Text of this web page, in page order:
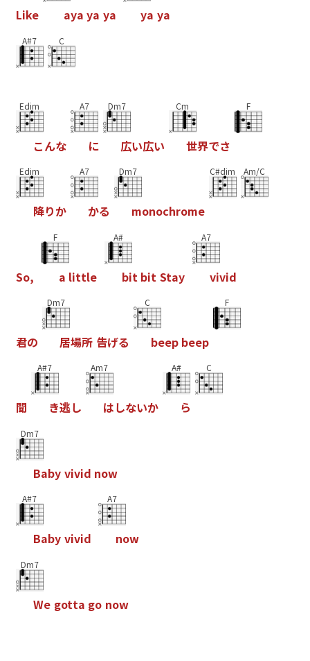
Like aya ya ya ya ya
A#7 C
Edim
こんな
A7
に
Dm7
広い広い
Cm
世界でさ
F
Edim
降りか
A7
かる
Dm7
monochrome
C#dim Am/C
So,
F
a little
A#
bit bit Stay
A7
vivid
君の
Dm7
居場所 告げる
C
beep beep
F
聞
A#7
き逃し
Am7
はしないか
A#
ら
C
Dm7
Baby vivid now
A#7
Baby vivid
A7
now
Dm7
We gotta go now